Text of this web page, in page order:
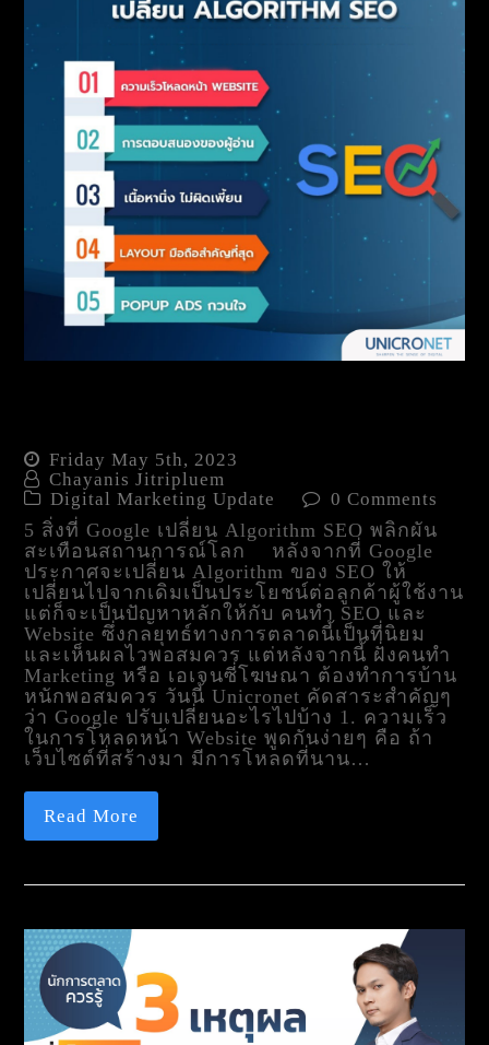
Friday May 5th, 2023
Chayanis Jitripluem
Digital Marketing Update
0 Comments
5 สิ่งที่ Google เปลี่ยน Algorithm SEO พลิกผัน
สะเทือนสถานการณ์โลก หลังจากที่ Google
ประกาศจะเปลี่ยน Algorithm ของ SEO ให้
เปลี่ยนไปจากเดิมเป็นประโยชน์ต่อลูกค้าผู้ใช้งาน
แต่ก็จะเป็นปัญหาหลักให้กับ คนทำ SEO และ
Website ซึ่งกลยุทธ์ทางการตลาดนี้เป็นที่นิยม
และเห็นผลไวพอสมควร แต่หลังจากนี้ ฝั่งคนทำ
Marketing หรือ เอเจนซี่โฆษณา ต้องทำการบ้าน
หนักพอสมควร วันนี้ Unicronet คัดสาระสำคัญๆ
ว่า Google ปรับเปลี่ยนอะไรไปบ้าง 1. ความเร็ว
ในการโหลดหน้า Website พูดกันง่ายๆ คือ ถ้า
เว็บไซต์ที่สร้างมา มีการโหลดที่นาน…
Read More